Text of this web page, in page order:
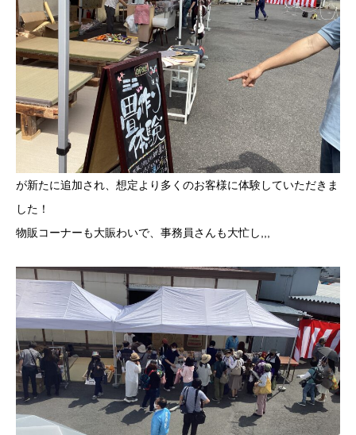
が新たに追加され、想定より多くのお客様に体験していただきま
した！
物販コーナーも大賑わいで、事務員さんも大忙し,,,